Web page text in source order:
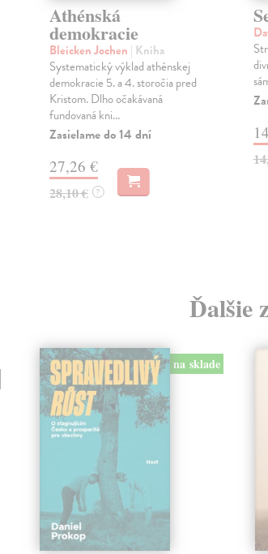
Athénská
demokracie
Bleicken Jochen | Kniha
Systematický výklad athénskej
demokracie 5. a 4. storočia pred
Kristom. Dlho očakávaná
fundovaná kni...
Zasielame do 14 dní
27,26 €
28,10 € ?
Ďalšie
na sklade